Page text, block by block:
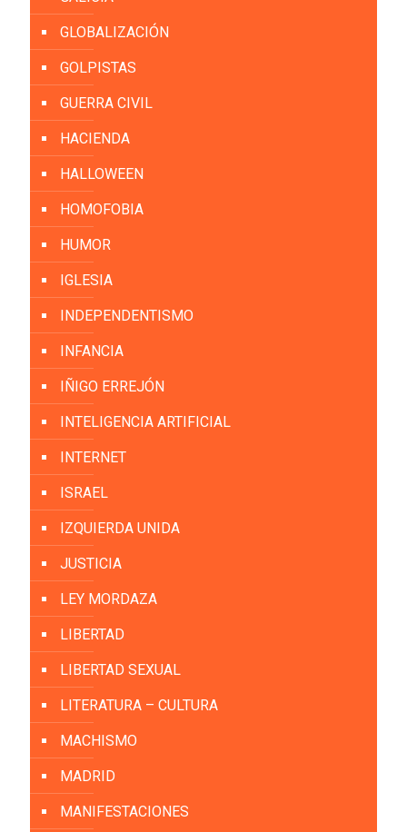
GLOBALIZACIÓN
GOLPISTAS
GUERRA CIVIL
HACIENDA
HALLOWEEN
HOMOFOBIA
HUMOR
IGLESIA
INDEPENDENTISMO
INFANCIA
IÑIGO ERREJÓN
INTELIGENCIA ARTIFICIAL
INTERNET
ISRAEL
IZQUIERDA UNIDA
JUSTICIA
LEY MORDAZA
LIBERTAD
LIBERTAD SEXUAL
LITERATURA – CULTURA
MACHISMO
MADRID
MANIFESTACIONES